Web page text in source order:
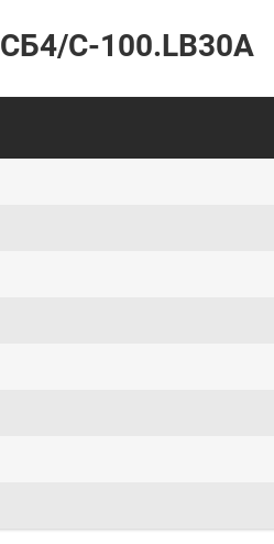
С-100.LB30A